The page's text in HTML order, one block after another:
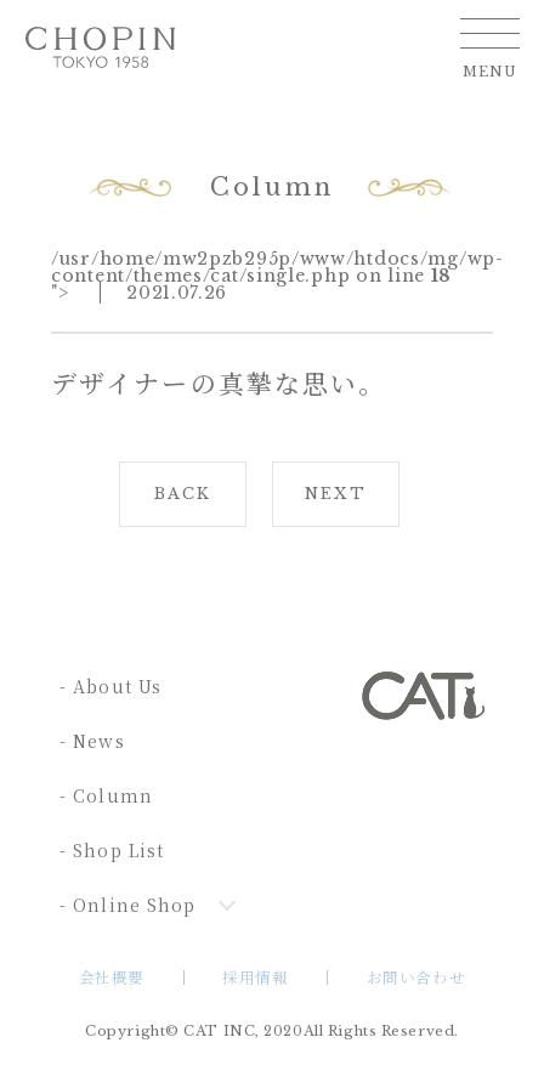
MENU
Column
/usr/home/mw2pzb295p/www/htdocs/mg/wp-
content/themes/cat/single.php on line 18
"> 2021.07.26
デザイナーの真摯な思い。
BACK NEXT
- About Us
- News
- Column
- Shop List
- Online Shop
会社概要 採用情報 お問い合わせ
Copyright© CAT INC, 2020All Rights Reserved.